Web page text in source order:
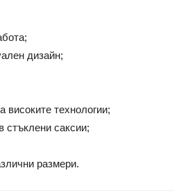
дизайн;
високите технологии;
стъклени саксии;
размери.